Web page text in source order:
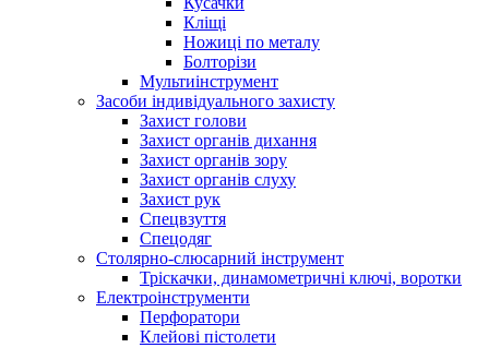
Кліщі
Ножиці по металу
Болторізи
Мультиінструмент
Засоби індивідуального захисту
Захист голови
Захист органів дихання
Захист органів зору
Захист органів слуху
Захист рук
Спецвзуття
Спецодяг
Столярно-слюсарний інструмент
Тріскачки, динамометричні ключі, воротки
Електроінструменти
Перфоратори
Клейові пістолети